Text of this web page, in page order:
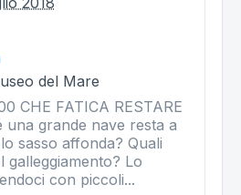
del Mare
CHE FATICA RESTARE
una grande nave resta a
sasso affonda? Quali
galleggiamento? Lo
con piccoli...